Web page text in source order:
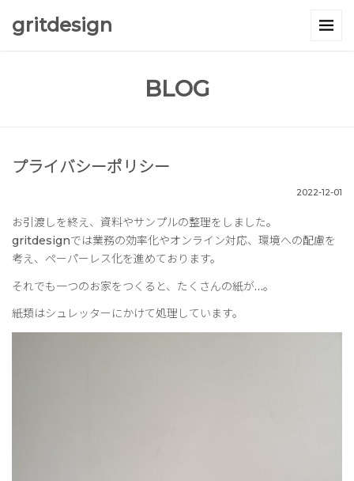
gritdesign
BLOG
プライバシーポリシー
2022-12-01
お引渡しを終え、資料やサンプルの整理をしました。
gritdesignでは業務の効率化やオンライン対応、環境への配慮を
考え、ペーパーレス化を進めております。
それでも一つのお家をつくると、たくさんの紙が…。
紙類はシュレッターにかけて処理しています。